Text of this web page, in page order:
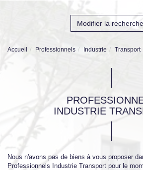
Modifier la
Accueil Professionnels Industrie Transport
INDUSTRIE
Nous n'avons pas de biens à vous proposer
Professionnels Industrie Transport pour le